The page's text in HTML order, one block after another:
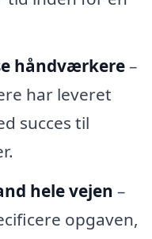
håndværkere–
har leveret
succes til
hele vejen –
opgaven,